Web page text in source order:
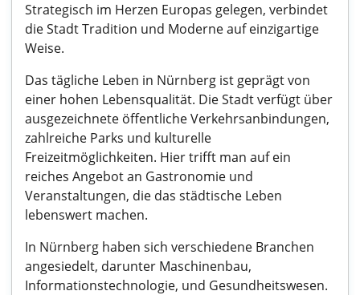
Strategisch im Herzen Europas gelegen, verbindet
die Stadt Tradition und Moderne auf einzigartige
Weise.
Das tägliche Leben in Nürnberg ist geprägt von
einer hohen Lebensqualität. Die Stadt verfügt über
ausgezeichnete öffentliche Verkehrsanbindungen,
zahlreiche Parks und kulturelle
Freizeitmöglichkeiten. Hier trifft man auf ein
reiches Angebot an Gastronomie und
Veranstaltungen, die das städtische Leben
lebenswert machen.
In Nürnberg haben sich verschiedene Branchen
angesiedelt, darunter Maschinenbau,
Informationstechnologie, und Gesundheitswesen.